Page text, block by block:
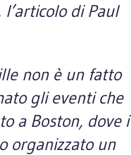
di Paul
non è un fatto
gli eventi che
a Boston, dove i
organizzato un